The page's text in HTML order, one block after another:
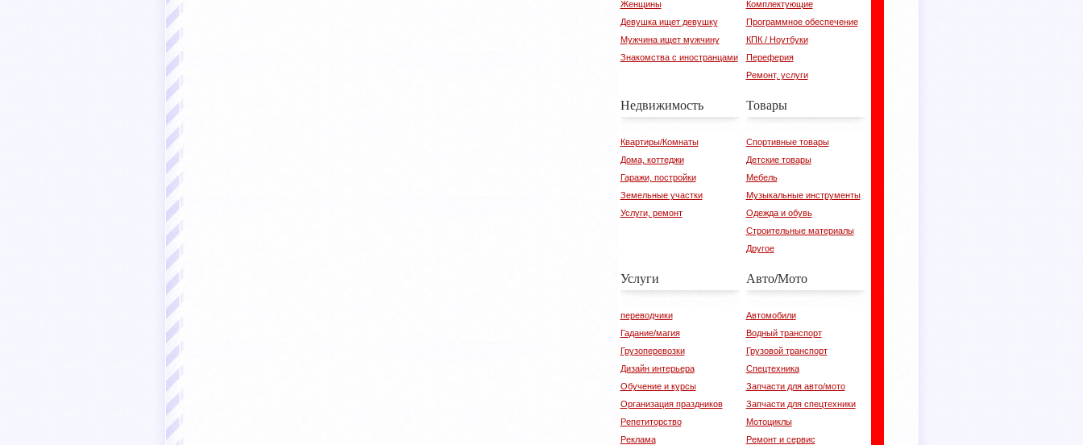
Женщины
Девушка ищет девушку
Мужчина ищет мужчину
Знакомства с иностранцами
Комплектующие
Программное обеспечение
КПК / Ноутбуки
Переферия
Ремонт, услуги
Недвижимость
Квартиры/Комнаты
Дома, коттеджи
Гаражи, постройки
Земельные участки
Услуги, ремонт
Товары
Спортивные товары
Детские товары
Мебель
Музыкальные инструменты
Одежда и обувь
Строительные материалы
Другое
Услуги
переводчики
Гадание/магия
Грузоперевозки
Дизайн интерьера
Обучение и курсы
Организация праздников
Репетиторство
Реклама
Авто/Мото
Автомобили
Водный транспорт
Грузовой транспорт
Спецтехника
Запчасти для авто/мото
Запчасти для спецтехники
Мотоциклы
Ремонт и сервис